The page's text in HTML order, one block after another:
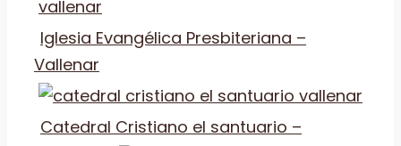
Iglesia Evangélica Presbiteriana –
Vallenar
Catedral Cristiano el santuario –